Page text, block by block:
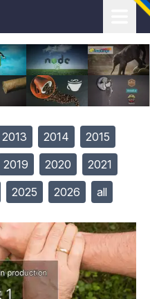
2013 2014
2015
2019 2020
2021
2025 2026
all